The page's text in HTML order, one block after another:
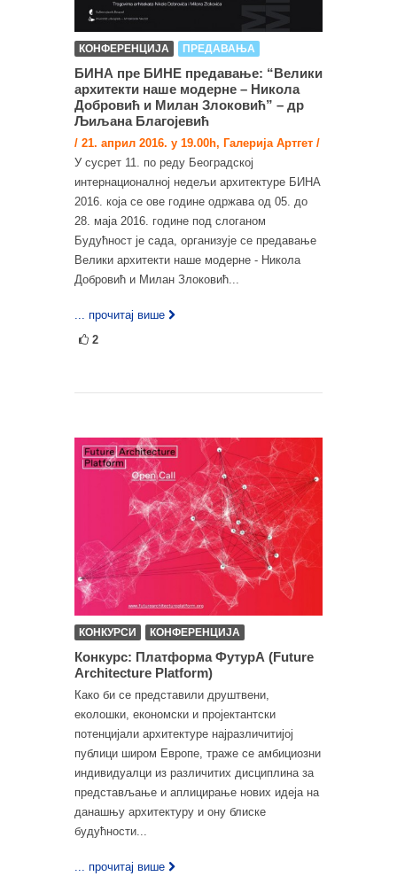
КОНФЕРЕНЦИЈА ПРЕДАВАЊА
БИНА пре БИНЕ предавање: “Велики
архитекти наше модерне – Никола
Добровић и Милан Злоковић” – др
Љиљана Благојевић
/ 21. април 2016. у 19.00h, Галерија Артгет /
У сусрет 11. по реду Београдској
интернационалној недељи архитектуре БИНА
2016. која се ове године одржава од 05. до
28. маја 2016. године под слоганом
Будућност је сада, организује се предавање
Велики архитекти наше модерне - Никола
Добровић и Милан Злоковић...
... прочитај више
2
КОНКУРСИ КОНФЕРЕНЦИЈА
Конкурс: Платформа ФутурА (Future
Architecture Platform)
Како би се представили друштвени,
еколошки, економски и пројектантски
потенцијали архитектуре најразличитијој
публици широм Европе, траже се амбициозни
индивидуалци из различитих дисциплина за
представљање и аплицирање нових идеја на
данашњу архитектуру и ону блиске
будућности...
... прочитај више